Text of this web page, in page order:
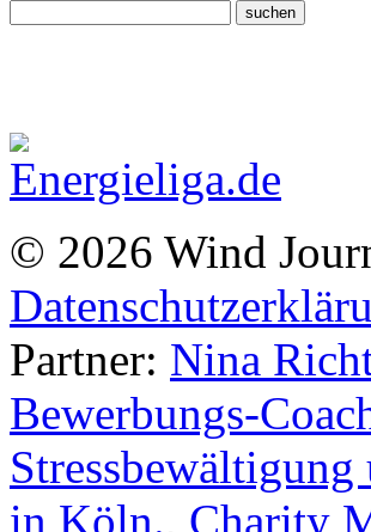
© 2026 Wind
Partner: Nina
Bewerbungs-
in Köln., Charity